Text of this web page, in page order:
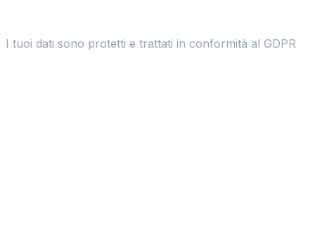
I tuoi dati sono protetti e trattati in conformità al GDPR